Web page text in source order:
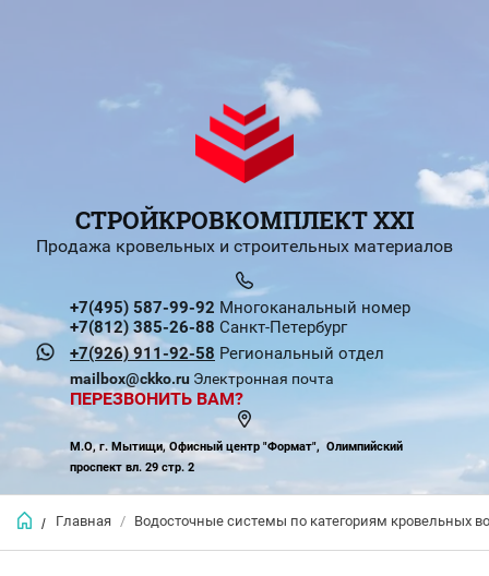
СТРОЙКРОВКОМПЛЕКТ XXI
Продажа кровельных и строительных материалов
+7(495) 587-99-92 Многоканальный номер
+7(812) 385-26-88 Санкт-Петербург
+7(926) 911-92-58 Региональный отдел
mailbox@ckko.ru Электронная почта
ПЕРЕЗВОНИТЬ ВАМ?
М.О, г. Мытищи, Офисный центр "Формат", Олимпийский
проспект вл. 29 стр. 2
/ Главная / Водосточные системы по категориям кровельных